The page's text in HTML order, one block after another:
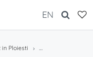
EN
Ploiesti PWP Bucharest